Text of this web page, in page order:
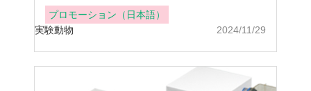
2024/11/29
プロモーション（日本語）
実験動物